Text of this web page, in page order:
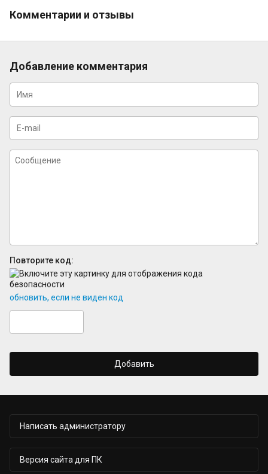
Комментарии и отзывы
Добавление комментария
Повторите код:
обновить, если не виден код
Добавить
Написать администратору
Версия сайта для ПК